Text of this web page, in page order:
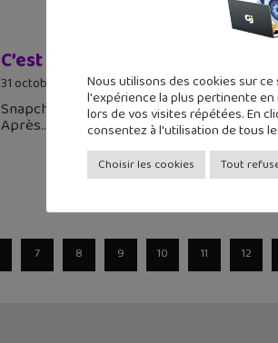
C’est quoi le Mode Réalisateur
31 octobre 2022
Snapchat lance sans arrêt de nouveaux
Après
7 8 9 10 11 12
Nous utilisons des cookies sur
l'expérience la plus pertinente
lors de vos visites répétées. En
consentez à l'utilisation de tous
Choisir les cookies Tout